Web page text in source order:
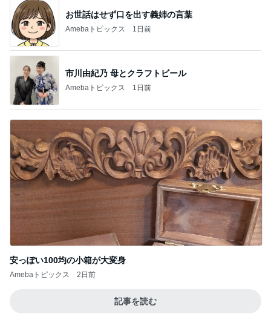
市川由紀乃 母とクラフトビール
Amebaトピックス 1日前
安っぽい100均の小箱が大変身
Amebaトピックス 2日前
記事を読む
Amebaトピックス 13時間前